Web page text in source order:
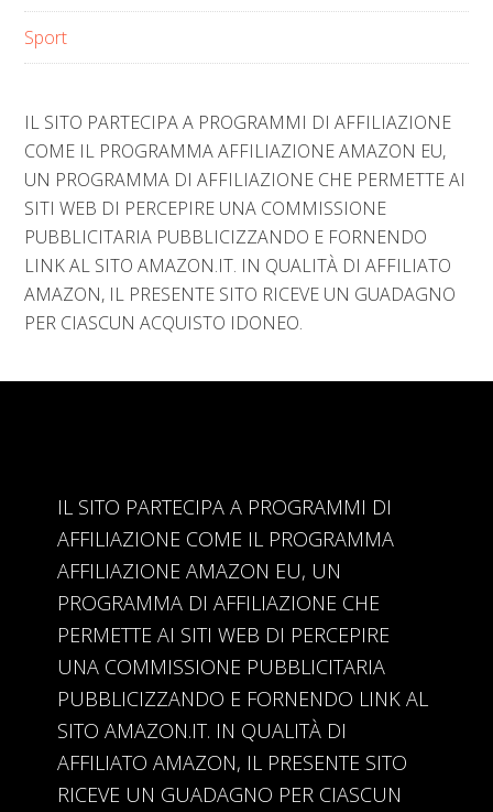
Sport
IL SITO PARTECIPA A PROGRAMMI DI AFFILIAZIONE
COME IL PROGRAMMA AFFILIAZIONE AMAZON EU,
UN PROGRAMMA DI AFFILIAZIONE CHE PERMETTE AI
SITI WEB DI PERCEPIRE UNA COMMISSIONE
PUBBLICITARIA PUBBLICIZZANDO E FORNENDO
LINK AL SITO AMAZON.IT. IN QUALITÀ DI AFFILIATO
AMAZON, IL PRESENTE SITO RICEVE UN GUADAGNO
PER CIASCUN ACQUISTO IDONEO.
IL SITO PARTECIPA A PROGRAMMI DI
AFFILIAZIONE COME IL PROGRAMMA
AFFILIAZIONE AMAZON EU, UN
PROGRAMMA DI AFFILIAZIONE CHE
PERMETTE AI SITI WEB DI PERCEPIRE
UNA COMMISSIONE PUBBLICITARIA
PUBBLICIZZANDO E FORNENDO LINK AL
SITO AMAZON.IT. IN QUALITÀ DI
AFFILIATO AMAZON, IL PRESENTE SITO
RICEVE UN GUADAGNO PER CIASCUN